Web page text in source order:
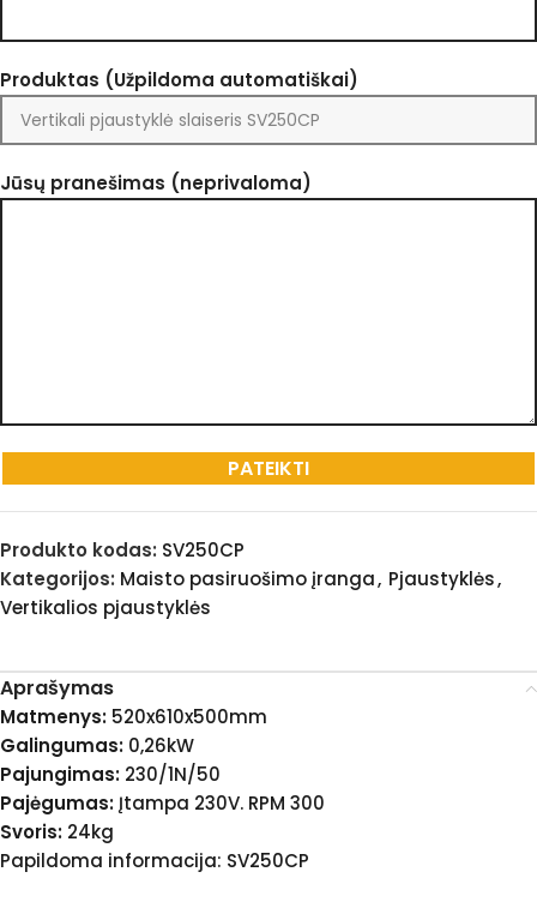
Produktas (Užpildoma automatiškai)
Jūsų pranešimas (neprivaloma)
Produkto kodas: SV250CP
Kategorijos: Maisto pasiruošimo įranga, Pjaustyklės,
Vertikalios pjaustyklės
Aprašymas
Matmenys: 520x610x500mm
Galingumas: 0,26kW
Pajungimas: 230/1N/50
Pajėgumas: Įtampa 230V. RPM 300
Svoris: 24kg
Papildoma informacija: SV250CP